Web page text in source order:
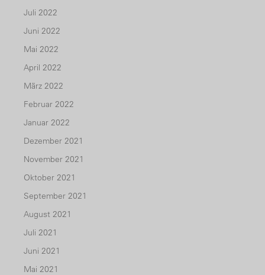
Juli 2022
Juni 2022
Mai 2022
April 2022
März 2022
Februar 2022
Januar 2022
Dezember 2021
November 2021
Oktober 2021
September 2021
August 2021
Juli 2021
Juni 2021
Mai 2021